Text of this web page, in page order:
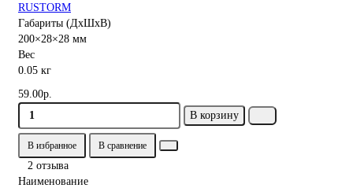
RUSTORM
Габариты (ДхШхВ)
200×28×28 мм
Вес
0.05 кг
59.00р.
В корзину
В избранное В сравнение
2 отзыва
Наименование